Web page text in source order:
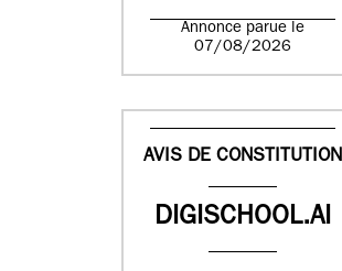
Annonce parue le
07/08/2026
AVIS DE CONSTITUTION
DIGISCHOOL.AI